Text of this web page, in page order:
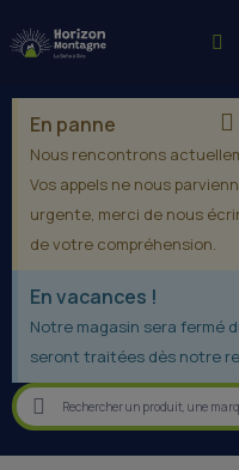
En panne
Nous rencontrons
Vos appels ne nous
urgente, merci de nous
de votre compréhension.
En vacances !
Notre magasin sera fermé
seront traitées dès notre